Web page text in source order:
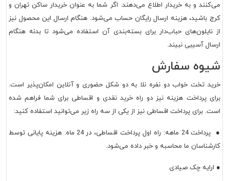
می‌کنند و به خریدار اطلاع می‌دهند. اگر شما به عنوان خریدار ساکن تهران و
کرج باشید، هزینه ارسال رایگان حساب می‌شود. هنگام ارسال این محصول نیز
از نایلون‌های حباب‌دار برای بسته‌بندی آن استفاده می‌شود تا بدنه هنگام
ارسال آسیبی نبیند.
شیوه سفارش
خرید تخت خواب دو نفره نلا به دو شکل حضوری و آنلاین امکان‌پذیر است.
برای پرداخت هزینه نیز دو راه خرید نقدی و اقساطی برای شما فراهم شده
است. برای پرداخت اقساطی نیز از یکی از سه راه زیر می‌توانید استفاده کنید:
● پرداخت 24 ماهه: راه اول پرداخت اقساطی، در 24 ماه. هزینه پایانی توسط
کارشناسان ما محاسبه و خبر داده می‌شود.
● ارایه چک صیادی